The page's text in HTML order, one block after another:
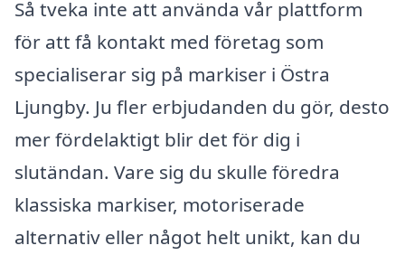
Så tveka inte att använda vår plattform
för att få kontakt med företag som
specialiserar sig på markiser i Östra
Ljungby. Ju fler erbjudanden du gör, desto
mer fördelaktigt blir det för dig i
slutändan. Vare sig du skulle föredra
klassiska markiser, motoriserade
alternativ eller något helt unikt, kan du